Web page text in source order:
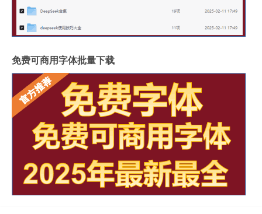
免费可商用字体批量下载